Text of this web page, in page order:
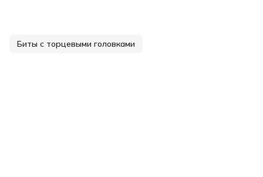
Биты с торцевыми головками